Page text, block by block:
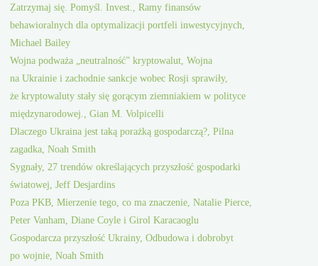
Zatrzymaj się. Pomyśl. Invest., Ramy finansów
behawioralnych dla optymalizacji portfeli inwestycyjnych,
Michael Bailey
Wojna podważa „neutralność” kryptowalut, Wojna
na Ukrainie i zachodnie sankcje wobec Rosji sprawiły,
że kryptowaluty stały się gorącym ziemniakiem w polityce
międzynarodowej., Gian M. Volpicelli
Dlaczego Ukraina jest taką porażką gospodarczą?, Pilna
zagadka, Noah Smith
Sygnały, 27 trendów określających przyszłość gospodarki
światowej, Jeff Desjardins
Poza PKB, Mierzenie tego, co ma znaczenie, Natalie Pierce,
Peter Vanham, Diane Coyle i Girol Karacaoglu
Gospodarcza przyszłość Ukrainy, Odbudowa i dobrobyt
po wojnie, Noah Smith